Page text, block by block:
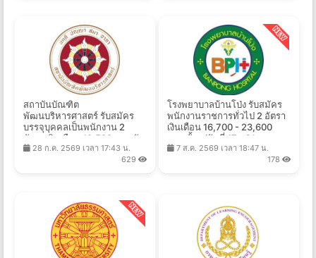
สถาบันบัณฑิต
พัฒนบริหารศาสตร์ รับสมัคร
บรรจุบุคคลเป็นพนักงาน 2
อัตรา เงินเดือน 19,500 บาท วัน
ที่ 3 - 21 ส.ค. 2569
28 ก.ค. 2569 เวลา 17:43 น.
629
โรงพยาบาลบ้านโป่ง รับสมัคร
พนักงานราชการทั่วไป 2 อัตรา
เงินเดือน 16,700 - 23,600
บาท ตั้งแต่วันที่ 17 - 21 ส.ค.
2569
7 ส.ค. 2569 เวลา 18:47 น.
178